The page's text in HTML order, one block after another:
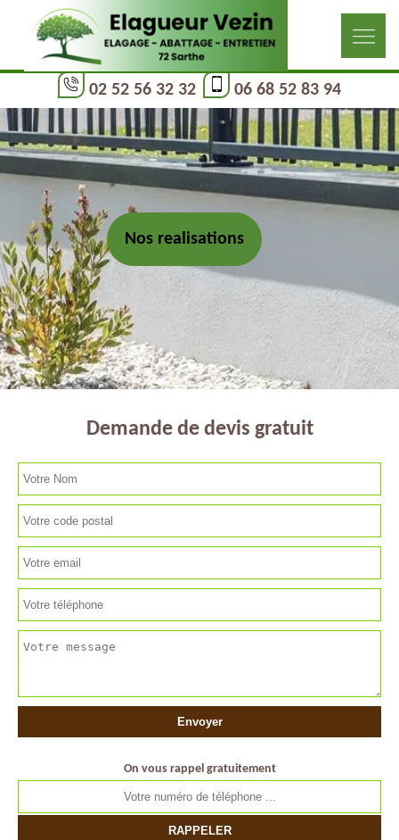
02 52 56 32 32 06 68 52 83 94
Nos realisations
Demande de devis gratuit
On vous rappel gratuitement